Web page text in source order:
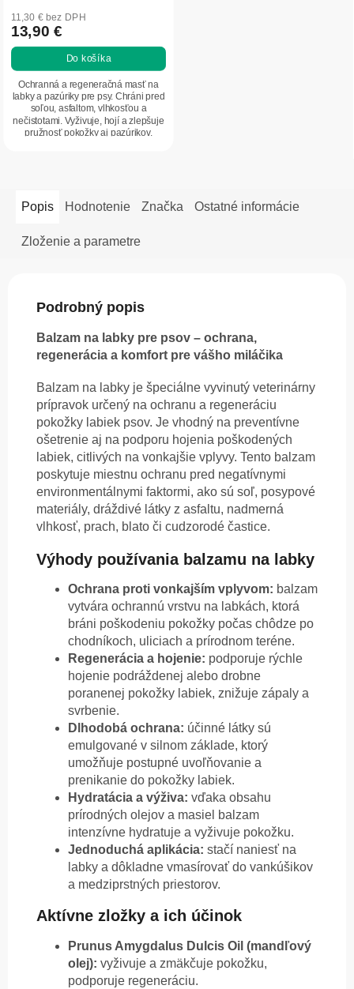
11,30 € bez DPH
13,90 €
Do košíka
Ochranná a regeneračná masť na
labky a pazúriky pre psy. Chráni pred
soľou, asfaltom, vlhkosťou a
nečistotami. Vyživuje, hojí a zlepšuje
pružnosť pokožky aj pazúrikov.
Popis Hodnotenie Značka Ostatné informácie
Zloženie a parametre
Podrobný popis
Balzam na labky pre psov – ochrana,
regenerácia a komfort pre vášho miláčika
Balzam na labky je špeciálne vyvinutý veterinárny
prípravok určený na ochranu a regeneráciu
pokožky labiek psov. Je vhodný na preventívne
ošetrenie aj na podporu hojenia poškodených
labiek, citlivých na vonkajšie vplyvy. Tento balzam
poskytuje miestnu ochranu pred negatívnymi
environmentálnymi faktormi, ako sú soľ, posypové
materiály, dráždivé látky z asfaltu, nadmerná
vlhkosť, prach, blato či cudzorodé častice.
Výhody používania balzamu na labky
Ochrana proti vonkajším vplyvom: balzam
vytvára ochrannú vrstvu na labkách, ktorá
bráni poškodeniu pokožky počas chôdze po
chodníkoch, uliciach a prírodnom teréne.
Regenerácia a hojenie: podporuje rýchle
hojenie podráždenej alebo drobne
poranenej pokožky labiek, znižuje zápaly a
svrbenie.
Dlhodobá ochrana: účinné látky sú
emulgované v silnom základe, ktorý
umožňuje postupné uvoľňovanie a
prenikanie do pokožky labiek.
Hydratácia a výživa: vďaka obsahu
prírodných olejov a masiel balzam
intenzívne hydratuje a vyživuje pokožku.
Jednoduchá aplikácia: stačí naniesť na
labky a dôkladne vmasírovať do vankúšikov
a medziprstných priestorov.
Aktívne zložky a ich účinok
Prunus Amygdalus Dulcis Oil (mandľový
olej): vyživuje a zmäkčuje pokožku,
podporuje regeneráciu.